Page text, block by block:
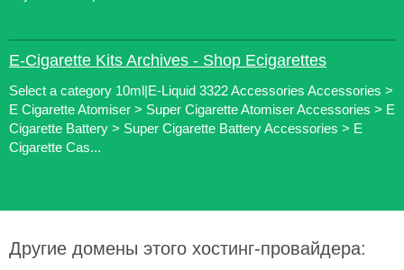
E-Cigarette Kits Archives - Shop Ecigarettes
Select a category 10ml|E-Liquid 3322 Accessories Accessories >
E Cigarette Atomiser > Super Cigarette Atomiser Accessories > E
Cigarette Battery > Super Cigarette Battery Accessories > E
Cigarette Cas...
Другие домены этого хостинг-провайдера: